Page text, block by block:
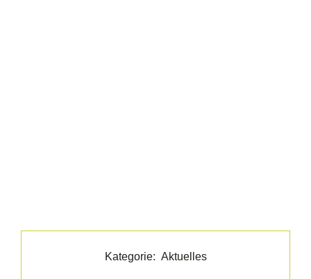
Kategorie: Aktuelles